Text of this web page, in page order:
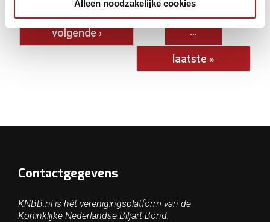
Alleen noodzakelijke cookies
3 4 5 6 7
…
volgende ›
laatste »
Contactgegevens
KNBB.nl is hèt verenigingsplatform van de
Koninklijke Nederlandse Biljart Bond.